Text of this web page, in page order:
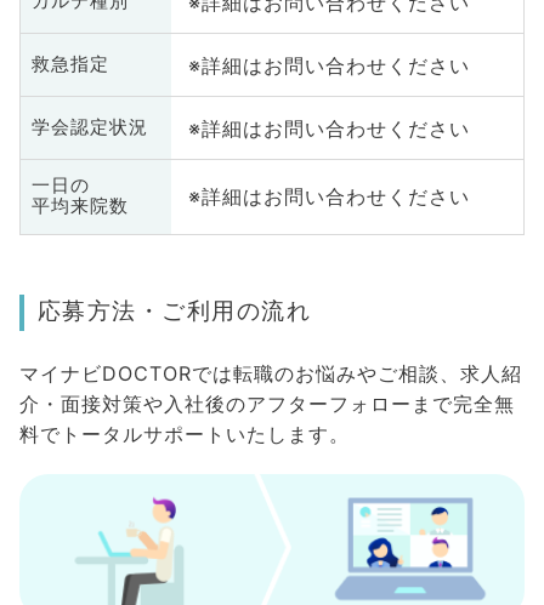
救急指定 ※詳細はお問い合わせください
学会認定状況 ※詳細はお問い合わせください
一日の
平均来院数
※詳細はお問い合わせください
応募方法・ご利用の流れ
マイナビDOCTORでは転職のお悩みやご相談、求人紹
介・面接対策や入社後のアフターフォローまで完全無
料でトータルサポートいたします。